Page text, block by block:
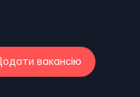
вакансію